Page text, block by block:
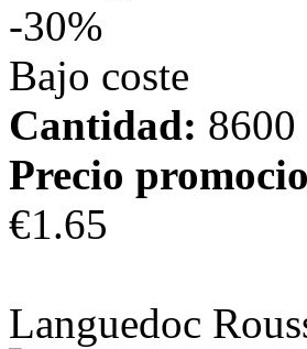
-30%
Bajo coste
Cantidad: 8600
Precio
€1.65
Languedoc